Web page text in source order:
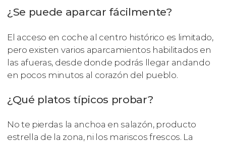
¿Se puede aparcar fácilmente?
El acceso en coche al centro histórico es limitado,
pero existen varios aparcamientos habilitados en
las afueras, desde donde podrás llegar andando
en pocos minutos al corazón del pueblo.
¿Qué platos típicos probar?
No te pierdas la anchoa en salazón, producto
estrella de la zona, ni los mariscos frescos. La